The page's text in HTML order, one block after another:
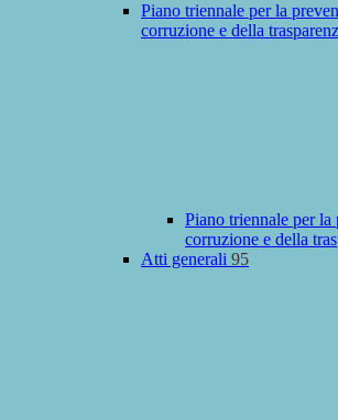
Piano triennale per la
corruzione e della
Piano triennale per la
corruzione e della
Atti generali 95